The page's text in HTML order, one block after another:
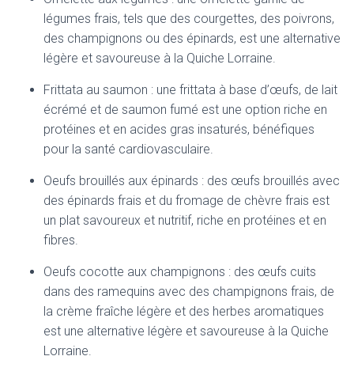
légumes frais, tels que des courgettes, des poivrons,
des champignons ou des épinards, est une alternative
légère et savoureuse à la Quiche Lorraine.
Frittata au saumon : une frittata à base d’œufs, de lait
écrémé et de saumon fumé est une option riche en
protéines et en acides gras insaturés, bénéfiques
pour la santé cardiovasculaire.
Oeufs brouillés aux épinards : des œufs brouillés avec
des épinards frais et du fromage de chèvre frais est
un plat savoureux et nutritif, riche en protéines et en
fibres.
Oeufs cocotte aux champignons : des œufs cuits
dans des ramequins avec des champignons frais, de
la crème fraîche légère et des herbes aromatiques
est une alternative légère et savoureuse à la Quiche
Lorraine.